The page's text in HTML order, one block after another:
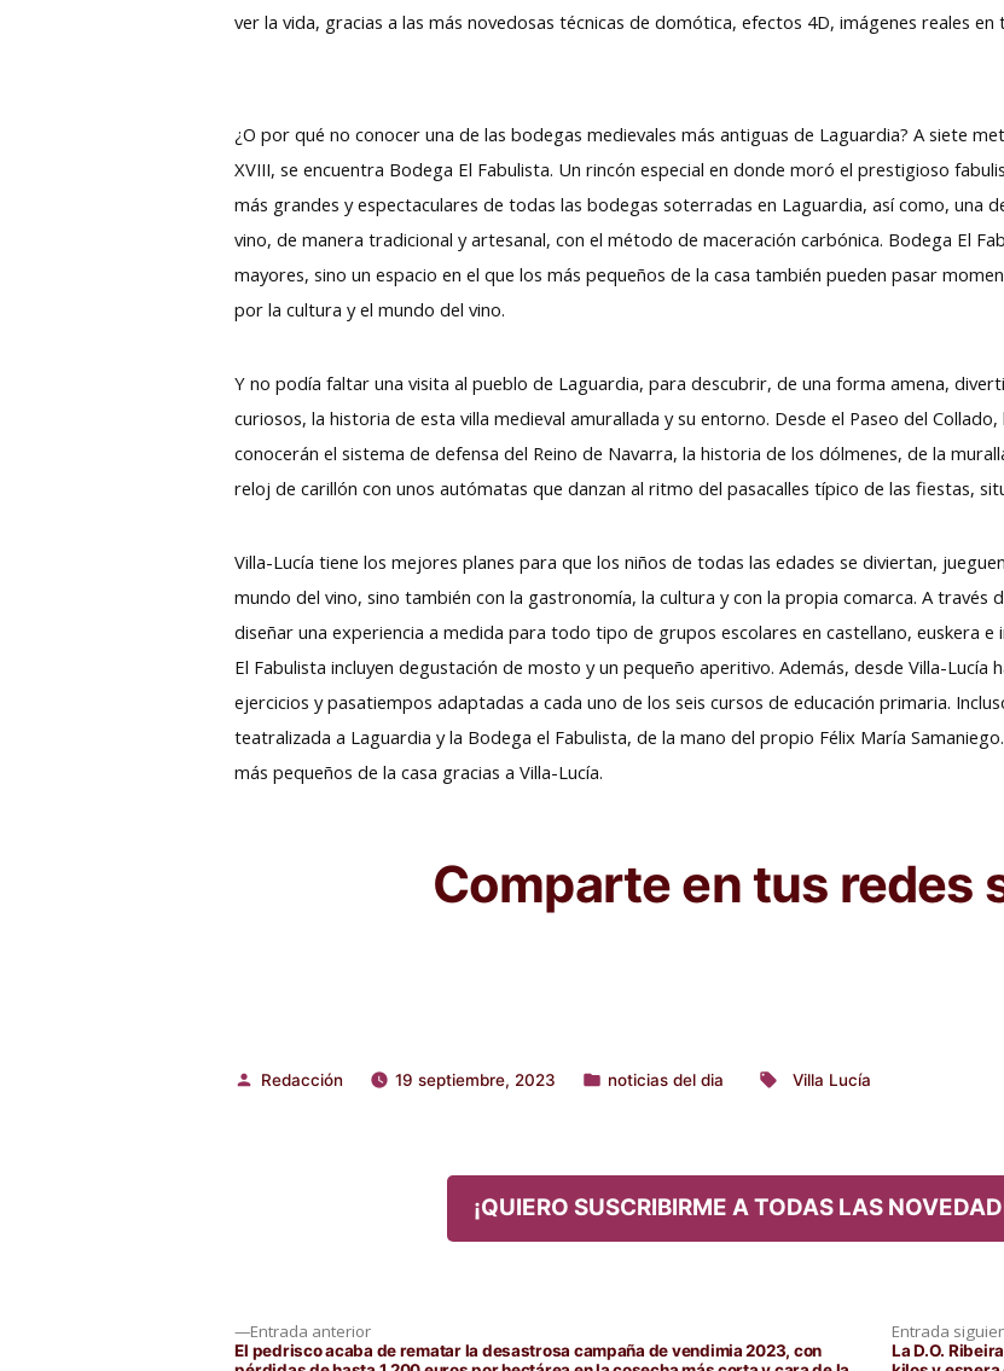
ver la vida, gracias a las más novedosas técnicas de domótica, efectos 4D, imágenes reales
¿O por qué no conocer una de las bodegas medievales más antiguas de Laguardia? A siete
XVIII, se encuentra Bodega El Fabulista. Un rincón especial en donde moró el prestigioso
más grandes y espectaculares de todas las bodegas soterradas en Laguardia, así como, una
vino, de manera tradicional y artesanal, con el método de maceración carbónica. Bodega El
mayores, sino un espacio en el que los más pequeños de la casa también pueden pasar
por la cultura y el mundo del vino.
Y no podía faltar una visita al pueblo de Laguardia, para descubrir, de una forma amena,
curiosos, la historia de esta villa medieval amurallada y su entorno. Desde el Paseo del
conocerán el sistema de defensa del Reino de Navarra, la historia de los dólmenes, de la
reloj de carillón con unos autómatas que danzan al ritmo del pasacalles típico de las fiestas,
Villa-Lucía tiene los mejores planes para que los niños de todas las edades se diviertan,
mundo del vino, sino también con la gastronomía, la cultura y con la propia comarca. A través
diseñar una experiencia a medida para todo tipo de grupos escolares en castellano, euskera e
El Fabulista incluyen degustación de mosto y un pequeño aperitivo. Además, desde Villa-Lucía
ejercicios y pasatiempos adaptadas a cada uno de los seis cursos de educación primaria.
teatralizada a Laguardia y la Bodega el Fabulista, de la mano del propio Félix María
más pequeños de la casa gracias a Villa-Lucía.
Comparte en tus redes
Publicado
Redacción 19 septiembre, 2023
Publicado
noticias del dia
Etiquetas:
Villa Lucía
¡QUIERO SUSCRIBIRME A TODAS LAS
Entrada anteriorEntrada
anterior:
El pedrisco acaba de rematar la desastrosa campaña de vendimia 2023, con
Entrada
La D.O.